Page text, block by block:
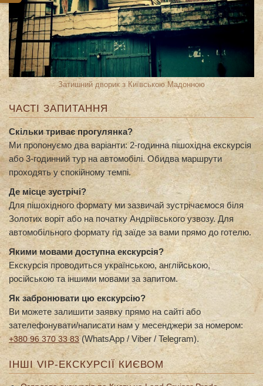
Затишний дворик з Київською Мадонною
ЧАСТІ ЗАПИТАННЯ
Скільки триває прогулянка?
Ми пропонуємо два варіанти: 2-годинна пішохідна екскурсія
або 3-годинний тур на автомобілі. Обидва маршрути
проходять у спокійному темпі.
Де місце зустрічі?
Для пішохідного формату ми зазвичай зустрічаємося біля
Золотих воріт або на початку Андріївського узвозу. Для
автомобільного формату гід заїде за вами прямо до готелю.
Якими мовами доступна екскурсія?
Екскурсія проводиться українською, англійською,
російською та іншими мовами за запитом.
Як забронювати цю екскурсію?
Ви можете залишити заявку прямо на сайті або
зателефонувати/написати нам у месенджери за номером:
+380 96 370 33 83(WhatsApp / Viber / Telegram).
ІНШІ VIP-ЕКСКУРСІЇ КИЄВОМ